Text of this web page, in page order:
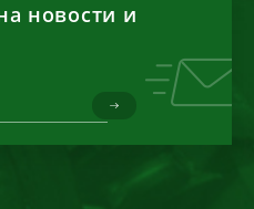
новости и